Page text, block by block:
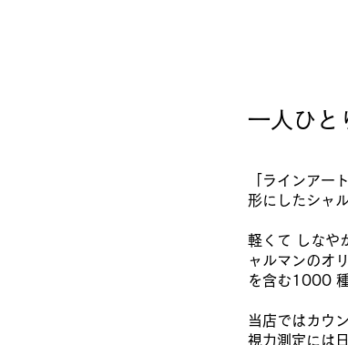
一人ひと
「ラインアー
形にしたシャ
軽くて しなや
ャルマンのオ
を含む1000
当店ではカウ
視力測定には